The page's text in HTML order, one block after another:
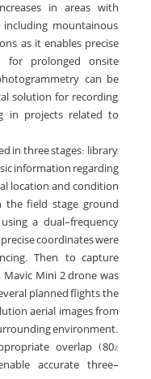
in areas with
mountainous,
as it enables precise
prolonged onsite
can be
solution for recording,
in projects related to
in three stages: library,
information regarding
location, and condition
field stage, ground
a dual-frequency
coordinates were
Then, to capture
Mavic Mini 2 drone was
planned flights, the
aerial images from
environment.
overlap (80%
accurate three-